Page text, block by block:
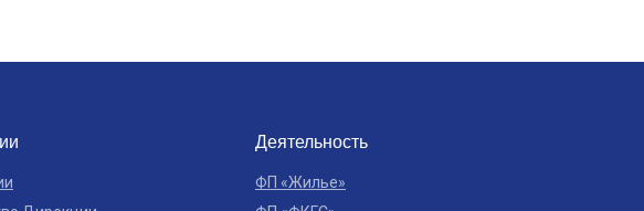
ФП «Жилье»
Деятельность